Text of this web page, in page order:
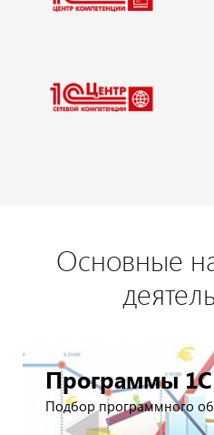
Основные
Программы 1С
Подбор программного